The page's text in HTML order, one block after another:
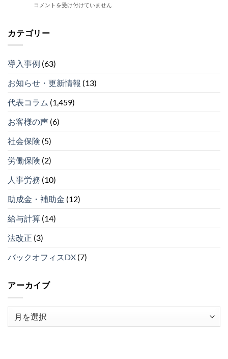
ン
運
始
は
拠
金
入
し
い
由
ス
５
（そ
４）
企
確
年
を
入
な
い
由
ス
５
３）
は
中
業
が
型
定
出
年
を
入
な
理
由
５
の
は
コメントを受け付けていません
カテゴリー
導入事例 (63)
お知らせ・更新情報 (13)
代表コラム (1,459)
お客様の声 (6)
社会保険 (5)
労働保険 (2)
人事労務 (10)
助成金・補助金 (12)
給与計算 (14)
法改正 (3)
バックオフィスDX (7)
アーカイブ